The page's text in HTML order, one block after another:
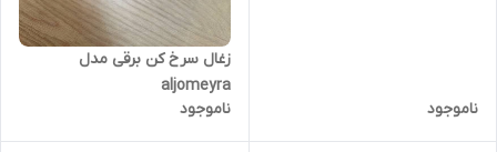
ناموجود
زغال سرخ کن برقی مدل
aljomeyra
ناموجود